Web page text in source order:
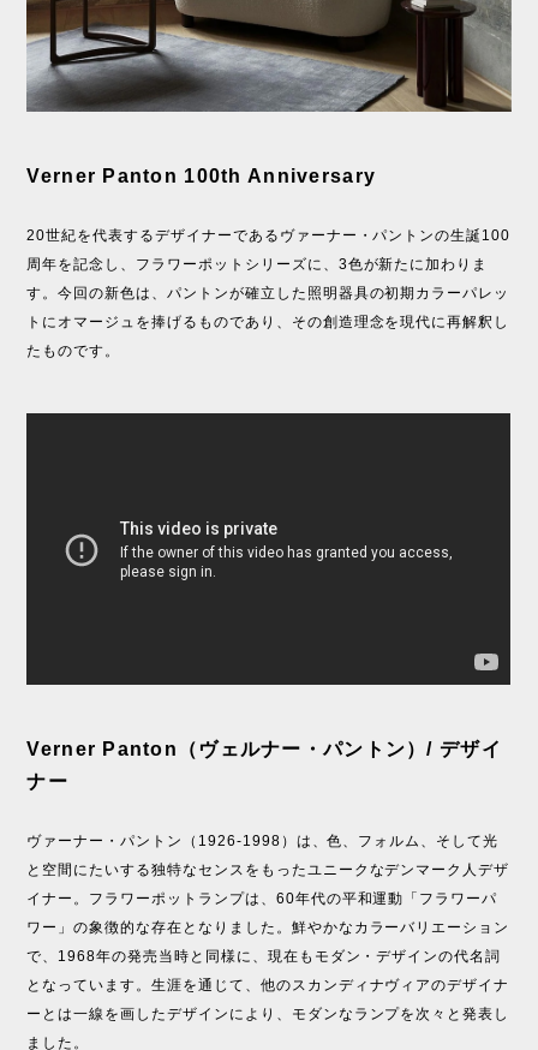
Verner Panton 100th Anniversary
20世紀を代表するデザイナーであるヴァーナー・パントンの生誕100
周年を記念し、フラワーポットシリーズに、3色が新たに加わりま
す。今回の新色は、パントンが確立した照明器具の初期カラーパレッ
トにオマージュを捧げるものであり、その創造理念を現代に再解釈し
たものです。
Verner Panton（ヴェルナー・パントン）/ デザイ
ナー
ヴァーナー・パントン（1926-1998）は、色、フォルム、そして光
と空間にたいする独特なセンスをもったユニークなデンマーク人デザ
イナー。フラワーポットランプは、60年代の平和運動「フラワーパ
ワー」の象徴的な存在となりました。鮮やかなカラーバリエーション
で、1968年の発売当時と同様に、現在もモダン・デザインの代名詞
となっています。生涯を通じて、他のスカンディナヴィアのデザイナ
ーとは一線を画したデザインにより、モダンなランプを次々と発表し
ました。